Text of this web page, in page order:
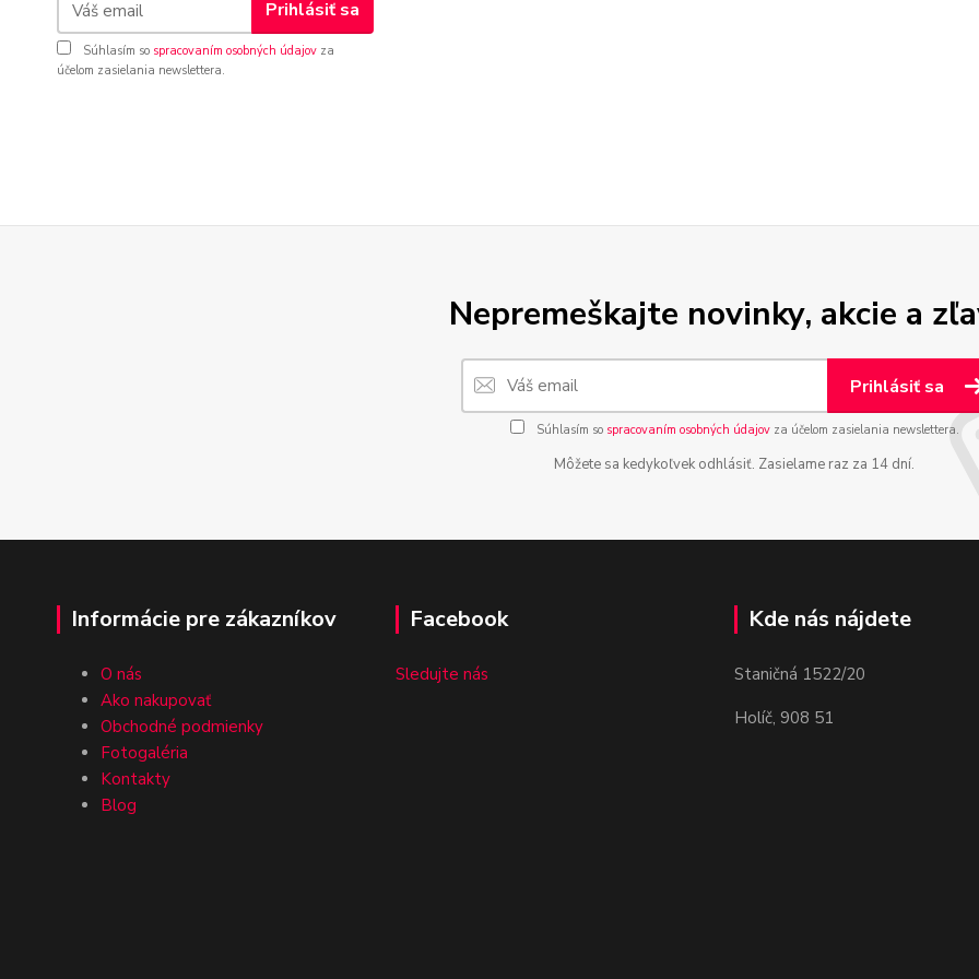
Prihlásiť sa
Súhlasím so spracovaním osobných údajov za
účelom zasielania newslettera.
Nepremeškajte novinky, akcie a
Prihlásiť sa
Súhlasím so spracovaním osobných údajovza účelom zasielania newslettera.
Môžete sa kedykoľvek odhlásiť. Zasielame raz za 14 dní.
Informácie pre zákazníkov
O nás
Ako nakupovať
Obchodné podmienky
Fotogaléria
Kontakty
Blog
Facebook
Sledujte nás
Kde nás nájdete
Staničná 1522/20
Holíč, 908 51